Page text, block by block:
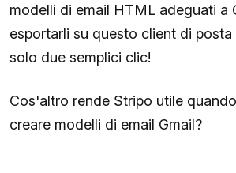
modelli di email HTML adeguati a
esportarli su questo client di
solo due semplici clic!
Cos'altro rende Stripo utile
creare modelli di email Gmail?